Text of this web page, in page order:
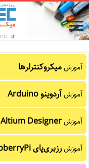
آموزشمیکروکنترلرها
آموزشآردوینو Arduino
آموزشAltium Designer
آموزشرزبری‌پای RaspberryPi